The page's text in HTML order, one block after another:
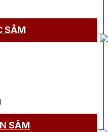
SÂM
SÂM